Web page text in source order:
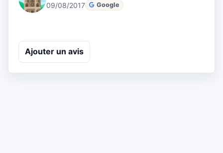
09/08/2017 Google
Ajouter un avis